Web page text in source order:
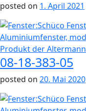
posted on 1. April 2021
08-18-383-05
posted on 20. Mai 2020